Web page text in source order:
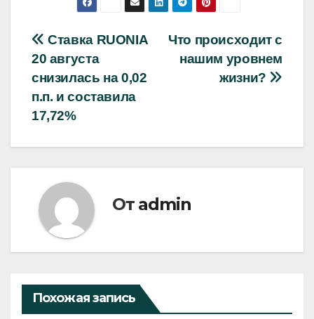
Навигация
по
записям
Что происходит с
нашим уровнем
жизни?
Ставка RUONIA
20 августа
снизилась на 0,02
п.п. и составила
17,72%
От admin
Похожая запись